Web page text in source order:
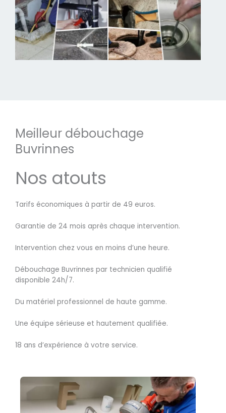
Meilleur débouchage
Buvrinnes
Nos atouts
Tarifs économiques à partir de 49 euros.
Garantie de 24 mois après chaque intervention.
Intervention chez vous en moins d’une heure.
Débouchage Buvrinnes par technicien qualifié
disponible 24h/7.
Du matériel professionnel de haute gamme.
Une équipe sérieuse et hautement qualifiée.
18 ans d’expérience à votre service.